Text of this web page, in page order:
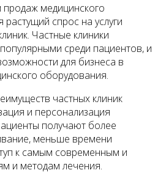
медицинского
спрос на услуги
Частные клиники
среди пациентов, и
для бизнеса в
оборудования.
частных клиник
и персонализация
получают более
меньше времени
к самым современным и
и методам лечения.